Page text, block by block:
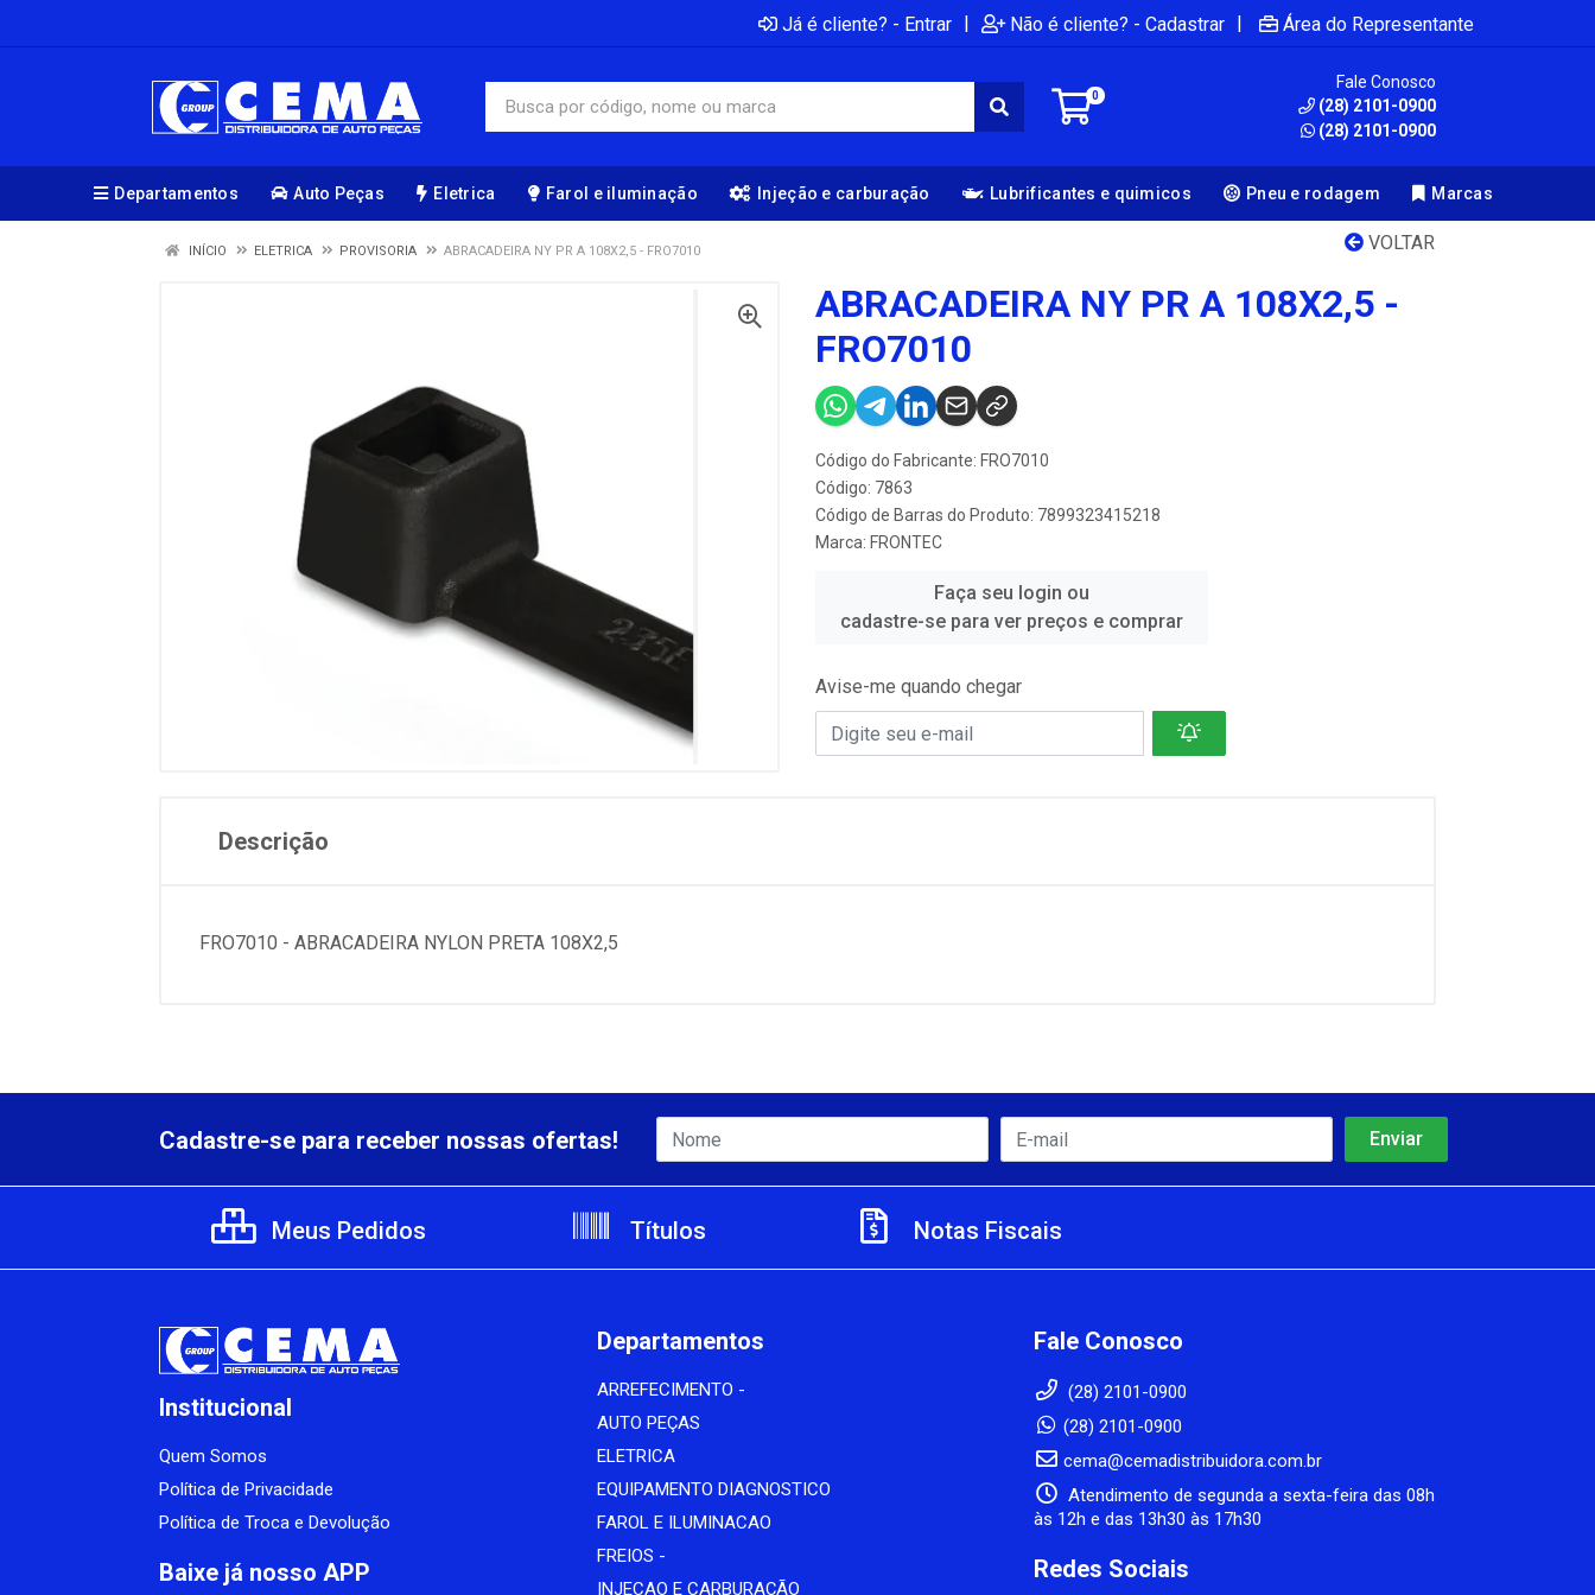
Já é cliente? - Entrar | Não é cliente? - Cadastrar | Área do Representante
0
Fale Conosco
(28) 2101-0900
(28) 2101-0900
Departamentos Auto Peças Eletrica Farol e iluminação Injeção e carburação Lubrificantes e quimicos Pneu e rodagem Marcas
VOLTAR
INÍCIO ELETRICA PROVISORIA ABRACADEIRA NY PR A 108X2,5 - FRO7010
ABRACADEIRA NY PR A 108X2,5 -
FRO7010
Código do Fabricante: FRO7010
Código: 7863
Código de Barras do Produto: 7899323415218
Marca: FRONTEC
Faça seu login ou
cadastre-se para ver preços e comprar
Avise-me quando chegar
Descrição
FRO7010 - ABRACADEIRA NYLON PRETA 108X2,5
Cadastre-se para receber nossas ofertas!
Meus Pedidos Títulos Notas Fiscais
Institucional
Quem Somos
Política de Privacidade
Política de Troca e Devolução
Baixe já nosso APP
Departamentos
ARREFECIMENTO -
AUTO PEÇAS
ELETRICA
EQUIPAMENTO DIAGNOSTICO
FAROL E ILUMINACAO
FREIOS -
INJECAO E CARBURAÇÃO
Fale Conosco
(28) 2101-0900
(28) 2101-0900
cema@cemadistribuidora.com.br
Atendimento de segunda a sexta-feira das 08h
às 12h e das 13h30 às 17h30
Redes Sociais